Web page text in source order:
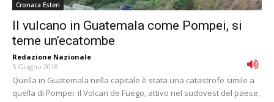
Cronaca Esteri
Il vulcano in Guatemala come Pompei, si
teme un’ecatombe
Redazione Nazionale -
5 Giugno 2018
Quella in Guatemala nella capitale è stata una catastrofe simile a
quella di Pompei: il Volcan de Fuego, attivo nel sudovest del paese,